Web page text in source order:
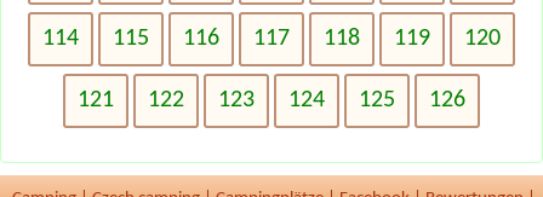
114 115 116 117 118 119 120
121 122 123 124 125 126